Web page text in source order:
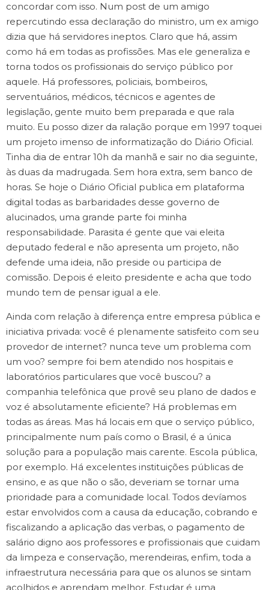
concordar com isso. Num post de um amigo
repercutindo essa declaração do ministro, um ex amigo
dizia que há servidores ineptos. Claro que há, assim
como há em todas as profissões. Mas ele generaliza e
torna todos os profissionais do serviço público por
aquele. Há professores, policiais, bombeiros,
serventuários, médicos, técnicos e agentes de
legislação, gente muito bem preparada e que rala
muito. Eu posso dizer da ralação porque em 1997 toquei
um projeto imenso de informatização do Diário Oficial.
Tinha dia de entrar 10h da manhã e sair no dia seguinte,
às duas da madrugada. Sem hora extra, sem banco de
horas. Se hoje o Diário Oficial publica em plataforma
digital todas as barbaridades desse governo de
alucinados, uma grande parte foi minha
responsabilidade. Parasita é gente que vai eleita
deputado federal e não apresenta um projeto, não
defende uma ideia, não preside ou participa de
comissão. Depois é eleito presidente e acha que todo
mundo tem de pensar igual a ele.
Ainda com relação à diferença entre empresa pública e
iniciativa privada: você é plenamente satisfeito com seu
provedor de internet? nunca teve um problema com
um voo? sempre foi bem atendido nos hospitais e
laboratórios particulares que você buscou? a
companhia telefônica que provê seu plano de dados e
voz é absolutamente eficiente? Há problemas em
todas as áreas. Mas há locais em que o serviço público,
principalmente num país como o Brasil, é a única
solução para a população mais carente. Escola pública,
por exemplo. Há excelentes instituições públicas de
ensino, e as que não o são, deveriam se tornar uma
prioridade para a comunidade local. Todos devíamos
estar envolvidos com a causa da educação, cobrando e
fiscalizando a aplicação das verbas, o pagamento de
salário digno aos professores e profissionais que cuidam
da limpeza e conservação, merendeiras, enfim, toda a
infraestrutura necessária para que os alunos se sintam
acolhidos e aprendam melhor. Estudar é uma